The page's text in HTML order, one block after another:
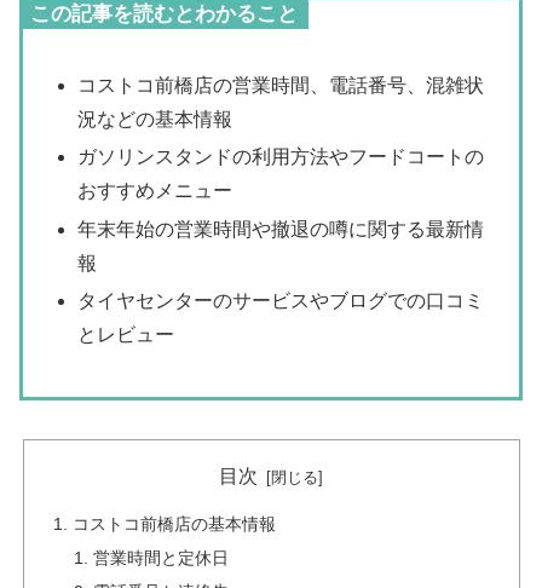
この記事を読むとわかること
コストコ前橋店の営業時間、電話番号、混雑状
況などの基本情報
ガソリンスタンドの利用方法やフードコートの
おすすめメニュー
年末年始の営業時間や撤退の噂に関する最新情
報
タイヤセンターのサービスやブログでの口コミ
とレビュー
目次
コストコ前橋店の基本情報
営業時間と定休日